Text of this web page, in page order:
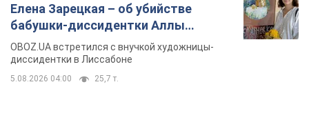
Елена Зарецкая – об убийстве
бабушки-диссидентки Аллы
Горской, критике сына Стуса и
бегстве в Португалию с пятью
детьми
OBOZ.UA встретился с внучкой художницы-
диссидентки в Лиссабоне
5.08.2026 04:00 25,7 т.